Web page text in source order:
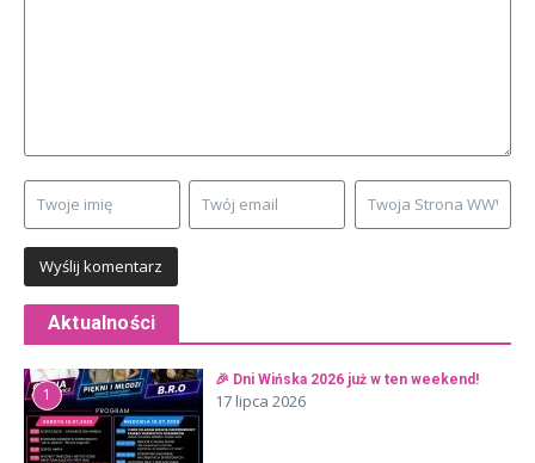
Aktualności
1
🎉 Dni Wińska 2026 już w ten weekend!
17 lipca 2026